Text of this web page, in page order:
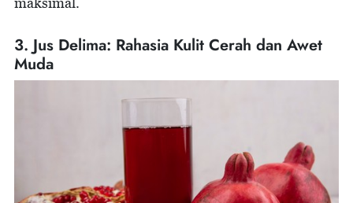
3. Jus Delima: Rahasia Kulit Cerah dan Awet
Muda